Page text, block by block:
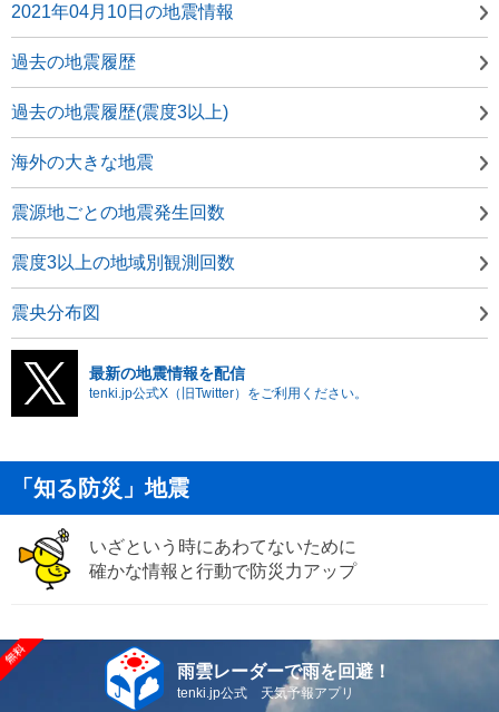
2021年04月10日の地震情報
過去の地震履歴
過去の地震履歴(震度3以上)
海外の大きな地震
震源地ごとの地震発生回数
震度3以上の地域別観測回数
震央分布図
最新の地震情報を配信
tenki.jp公式X（旧Twitter）をご利用ください。
「知る防災」地震
いざという時にあわてないために
確かな情報と行動で防災力アップ
雨雲レーダーで雨を回避！
tenki.jp公式 天気予報アプリ